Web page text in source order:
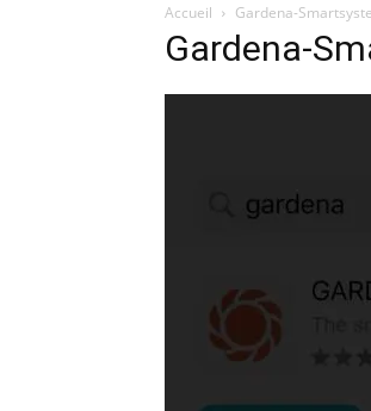
Accueil Gardena-
Gardena-